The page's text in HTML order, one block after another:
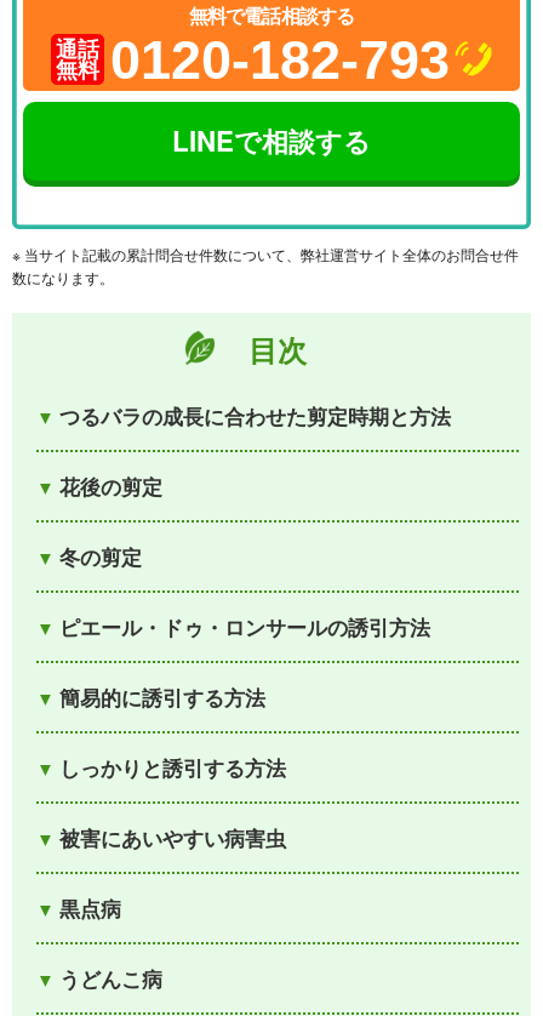
無料で電話相談する
通話
無料 0120-182-793
LINEで相談する
※ 当サイト記載の累計問合せ件数について、弊社運営サイト全体のお問合せ件
数になります。
目次
つるバラの成長に合わせた剪定時期と方法
花後の剪定
冬の剪定
ピエール・ドゥ・ロンサールの誘引方法
簡易的に誘引する方法
しっかりと誘引する方法
被害にあいやすい病害虫
黒点病
うどんこ病